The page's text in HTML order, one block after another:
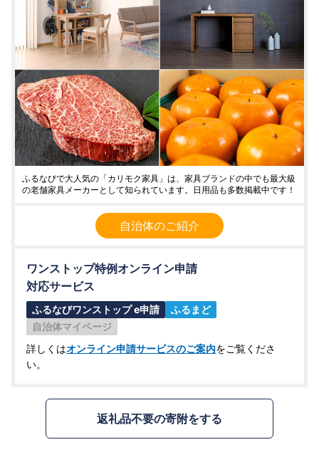
ふるなびで大人気の「カリモク家具」は、家具ブランドの中でも最大級
の老舗家具メーカーとして知られています。日用品も多数掲載中です！
自治体のご紹介
ワンストップ特例オンライン申請
対応サービス
ふるなびワンストップ e申請
ふるまど
自治体マイページ
詳しくはオンライン申請サービスのご案内をご覧くださ
い。
返礼品不要の寄附をする